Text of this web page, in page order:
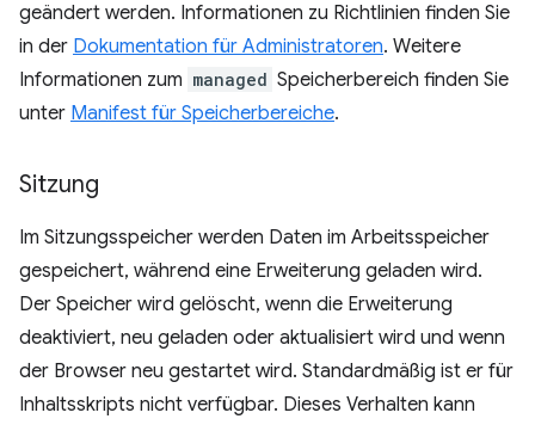
geändert werden. Informationen zu Richtlinien finden Sie
in der Dokumentation für Administratoren. Weitere
Informationen zum managed Speicherbereich finden Sie
unter Manifest für Speicherbereiche.
Sitzung
Im Sitzungsspeicher werden Daten im Arbeitsspeicher
gespeichert, während eine Erweiterung geladen wird.
Der Speicher wird gelöscht, wenn die Erweiterung
deaktiviert, neu geladen oder aktualisiert wird und wenn
der Browser neu gestartet wird. Standardmäßig ist er für
Inhaltsskripts nicht verfügbar. Dieses Verhalten kann